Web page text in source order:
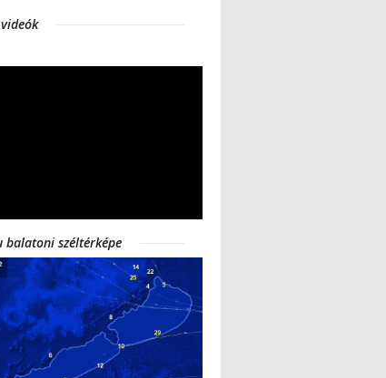
balatoni széltérképe